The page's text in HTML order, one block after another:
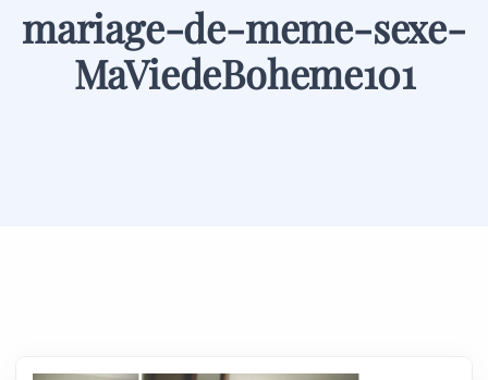
mariage-de-meme-sexe-
MaViedeBoheme101